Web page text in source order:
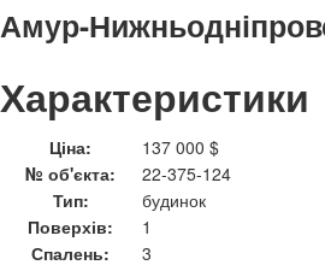
Амур-
Характеристики
Ціна:
137 000 $
№ об'єкта:
22-375-124
Тип:
будинок
Поверхів:
1
Спалень:
3